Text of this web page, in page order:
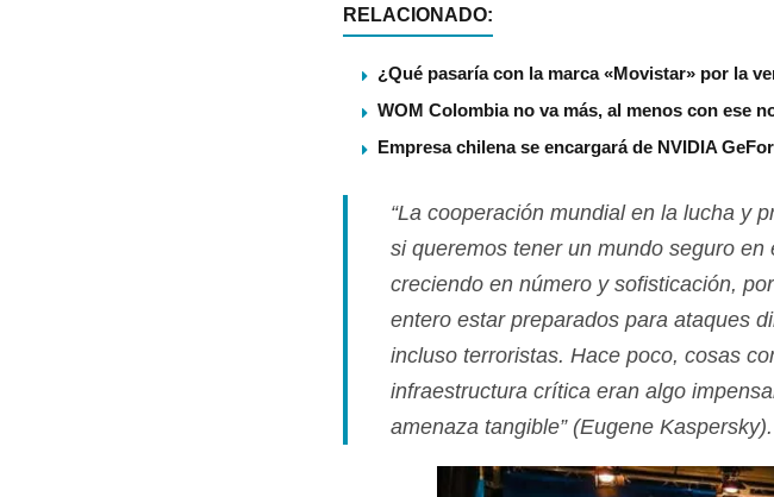
RELACIONADO:
¿Qué pasaría con la marca «Movistar» por la
WOM Colombia no va más, al menos con ese
Empresa chilena se encargará de NVIDIA
“La cooperación mundial en la lucha y
si queremos tener un mundo seguro
creciendo en número y sofisticación,
entero estar preparados para ataques
incluso terroristas. Hace poco, cosas
infraestructura crí­tica eran algo
amenaza tangible”(Eugene Kaspersky).